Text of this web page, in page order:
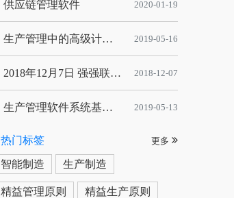
供应链管理软件 2020-01-19
生产管理中的高级计划与排程优化 2019-05-16
2018年12月7日 强强联手，共同推进电子器件领域APS应用典范 风华高科生产自动化工业互联网应用项目-APS项目启动会 2018-12-07
生产管理软件系统基于信息化的解决方案 2019-05-13
热门标签 更多
智能制造 生产制造
精益管理原则 精益生产原则